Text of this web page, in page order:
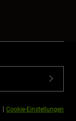
Cookie-Einstellungen